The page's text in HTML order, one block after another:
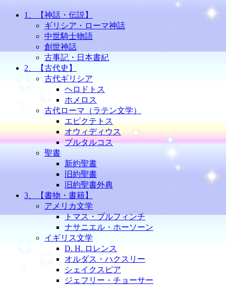
1、【神話・伝説】
ギリシア・ローマ神話
中世騎士物語
創世神話
古事記・日本書紀
2、【古代史】
古代ギリシア
ヘロドトス
ホメロス
古代ローマ（ラテン文学）
エピクテトス
オウィディウス
プルタルコス
聖書
新約聖書
旧約聖書
旧約聖書外典
3、【書物・書籍】
アメリカ文学
トマス・ブルフィンチ
ナサニエル・ホーソーン
イギリス文学
D. H. ロレンス
オルダス・ハクスリー
シェイクスピア
ジェフリー・チョーサー